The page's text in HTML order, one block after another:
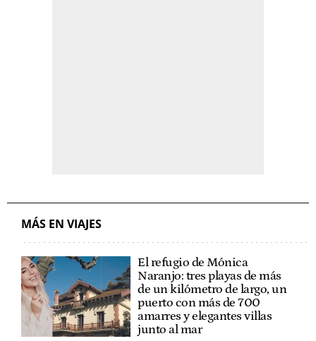
MÁS EN VIAJES
El refugio de Mónica
Naranjo: tres playas de más
de un kilómetro de largo, un
puerto con más de 700
amarres y elegantes villas
junto al mar